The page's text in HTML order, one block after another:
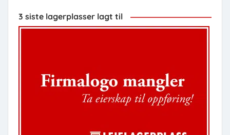
3 siste lagerplasser lagt til